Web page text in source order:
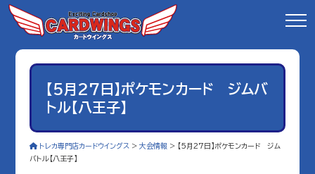
【5月27日】ポケモンカード ジムバ
トル【八王子】
トレカ専門店カードウイングス >大会情報 > 【5月27日】ポケモンカード ジム
バトル【八王子】